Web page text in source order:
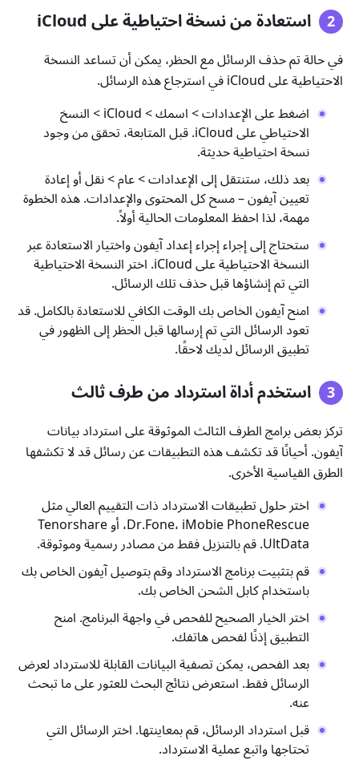
استعادة من نسخة احتياطية على iCloud
في حالة تم حذف الرسائل مع الحظر، يمكن أن تساعد النسخة
الاحتياطية على iCloud في استرجاع هذه الرسائل.
اضغط على الإعدادات > اسمك > iCloud > النسخ
الاحتياطي على iCloud. قبل المتابعة، تحقق من وجود
نسخة احتياطية حديثة.
بعد ذلك، ستنتقل إلى الإعدادات > عام > نقل أو إعادة
تعيين آيفون – مسح كل المحتوى والإعدادات. هذه الخطوة
مهمة، لذا احفظ المعلومات الحالية أولاً.
ستحتاج إلى إجراء إجراء إعداد آيفون واختيار الاستعادة عبر
النسخة الاحتياطية على iCloud. اختر النسخة الاحتياطية
التي تم إنشاؤها قبل حذف تلك الرسائل.
امنح آيفون الخاص بك الوقت الكافي للاستعادة بالكامل. قد
تعود الرسائل التي تم إرسالها قبل الحظر إلى الظهور في
تطبيق الرسائل لديك لاحقًا.
استخدم أداة استرداد من طرف ثالث
تركز بعض برامج الطرف الثالث الموثوقة على استرداد بيانات
آيفون. أحيانًا قد تكشف هذه التطبيقات عن رسائل قد لا تكشفها
الطرق القياسية الأخرى.
اختر حلول تطبيقات الاسترداد ذات التقييم العالي مثل
Dr.Fone، iMobie PhoneRescue، أو Tenorshare
UltData. قم بالتنزيل فقط من مصادر رسمية وموثوقة.
قم بتثبيت برنامج الاسترداد وقم بتوصيل آيفون الخاص بك
باستخدام كابل الشحن الخاص بك.
اختر الخيار الصحيح للفحص في واجهة البرنامج. امنح
التطبيق إذنًا لفحص هاتفك.
بعد الفحص، يمكن تصفية البيانات القابلة للاسترداد لعرض
الرسائل فقط. استعرض نتائج البحث للعثور على ما تبحث
عنه.
قبل استرداد الرسائل، قم بمعاينتها. اختر الرسائل التي
تحتاجها واتبع عملية الاسترداد.